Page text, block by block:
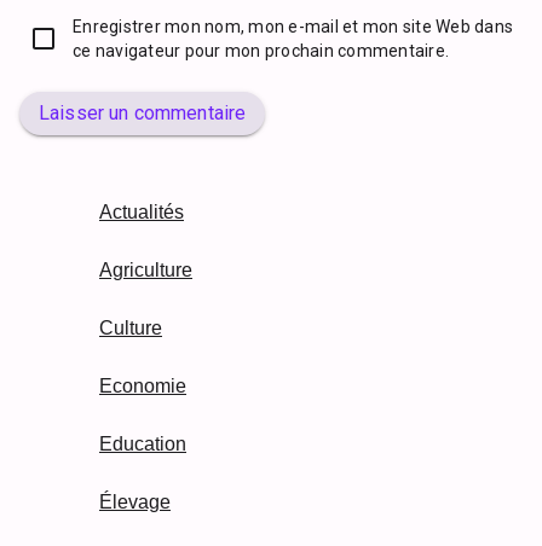
Enregistrer mon nom, mon e-mail et mon site Web dans
ce navigateur pour mon prochain commentaire.
Laisser un commentaire
Actualités
Agriculture
Culture
Economie
Education
Élevage